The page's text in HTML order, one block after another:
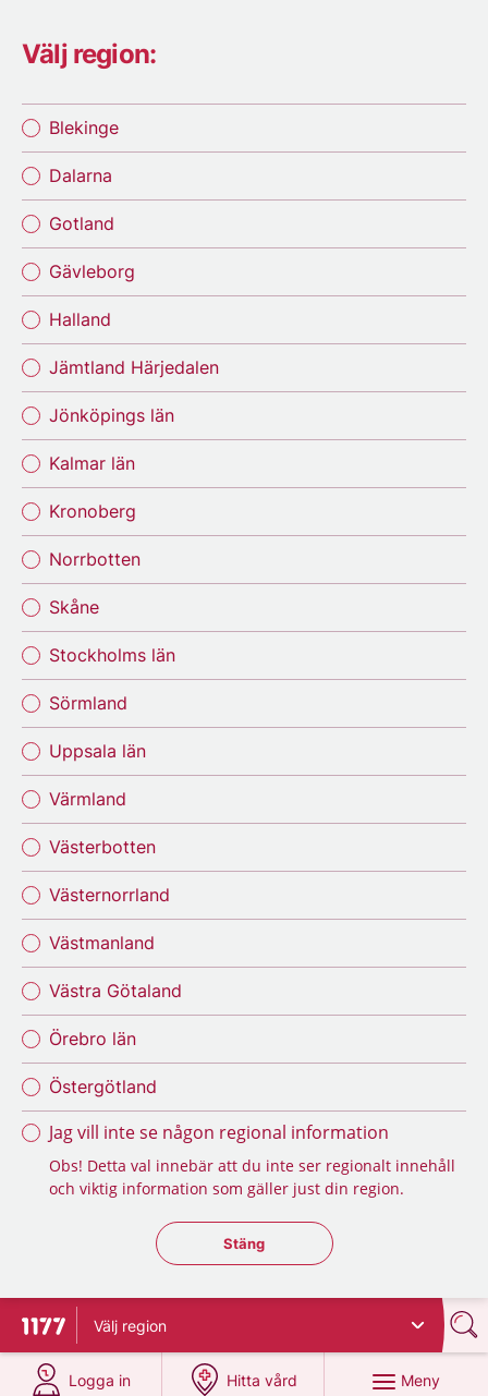
Välj region:
Blekinge
Dalarna
Gotland
Gävleborg
Halland
Jämtland Härjedalen
Jönköpings län
Kalmar län
Kronoberg
Norrbotten
Skåne
Stockholms län
Sörmland
Uppsala län
Värmland
Västerbotten
Västernorrland
Västmanland
Västra Götaland
Örebro län
Östergötland
Jag vill inte se någon regional information
Obs! Detta val innebär att du inte ser regionalt innehåll
och viktig information som gäller just din region.
Stäng regionsväljaren
Stäng
Till startsidan för 1177
Välj region
Logga in
på 1177.se
Hitta vård
på 1177.se
Meny